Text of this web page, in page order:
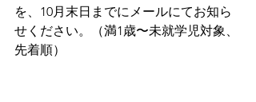
を、10月末日までにメールにてお知ら
せください。（満1歳〜未就学児対象、
先着順）